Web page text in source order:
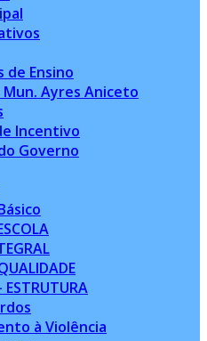
Ensino
Mun. Ayres Aniceto
Incentivo
Governo
ESTRUTURA
à Violência